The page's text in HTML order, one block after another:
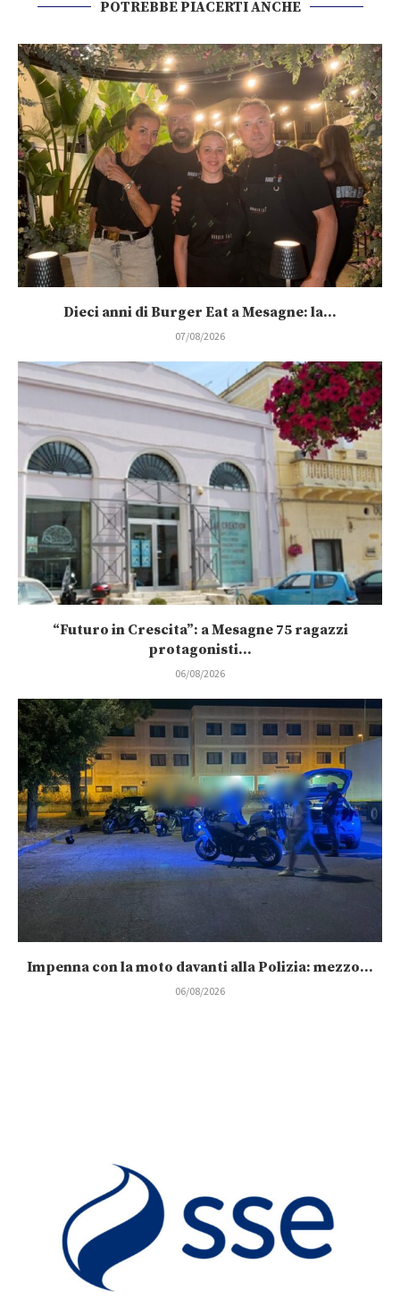
POTREBBE PIACERTI ANCHE
Dieci anni di Burger Eat a Mesagne: la...
07/08/2026
“Futuro in Crescita”: a Mesagne 75 ragazzi
protagonisti...
06/08/2026
Impenna con la moto davanti alla Polizia: mezzo...
06/08/2026